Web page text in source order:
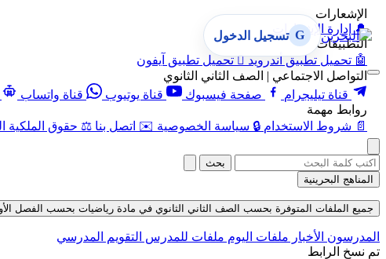
الإشعارات
🔔 إدارة الإشعارات
التطبيقات
🤖 تحميل تطبيق أندرويد  تحميل تطبيق آيفون
التواصل الاجتماعي | الصف الثاني الثانوي
قناة تيليجرام
صفحة فيسبوك قناة يوتيوب قناة واتساب
روابط مهمة
📄 شروط الاستخدام 🔒 سياسة الخصوصية ✉️ اتصل بنا ⚖️ حقوق الملكية
G تسجيل الدخول
بحث
المناهج البحرينية
جميع الملفات المتوفرة بحسب الصف الثاني الثانوي في مادة رياضيات بحسب الفصل الأول في
المدرسون الأخبار ملفات اليوم ملفات للمدرس التقويم المدرسي
تم نسخ الرابط